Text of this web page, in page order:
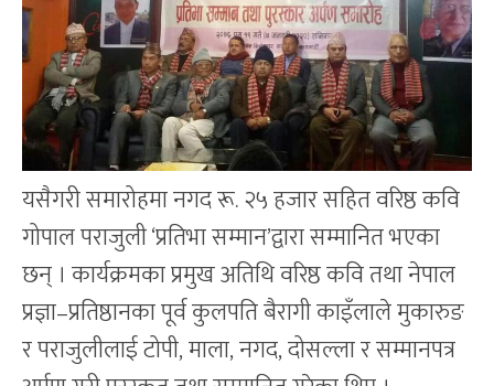
यसैगरी समारोहमा नगद रू. २५ हजार सहित वरिष्ठ कवि
गोपाल पराजुली ‘प्रतिभा सम्मान’द्वारा सम्मानित भएका
छन् । कार्यक्रमका प्रमुख अतिथि वरिष्ठ कवि तथा नेपाल
प्रज्ञा–प्रतिष्ठानका पूर्व कुलपति बैरागी काइँलाले मुकारुङ
र पराजुलीलाई टोपी, माला, नगद, दोसल्ला र सम्मानपत्र